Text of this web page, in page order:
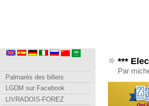
***
Par
Palmarès des billets
LGDM sur Facebook
LIVRADOIS-FOREZ